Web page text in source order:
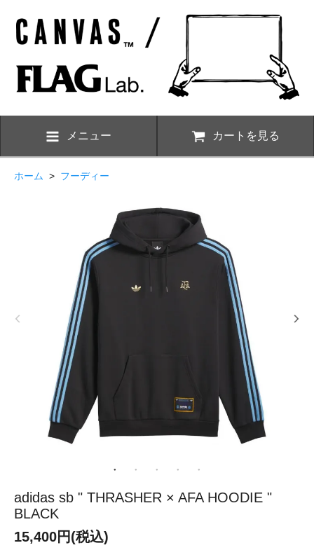
メニュー カートを見る
ホーム > フーディー
adidas sb " THRASHER × AFA HOODIE "
BLACK
15,400円(税込)